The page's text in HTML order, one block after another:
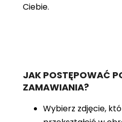
Ciebie.
JAK POSTĘPOWAĆ
ZAMAWIANIA?
Wybierz zdjęcie,